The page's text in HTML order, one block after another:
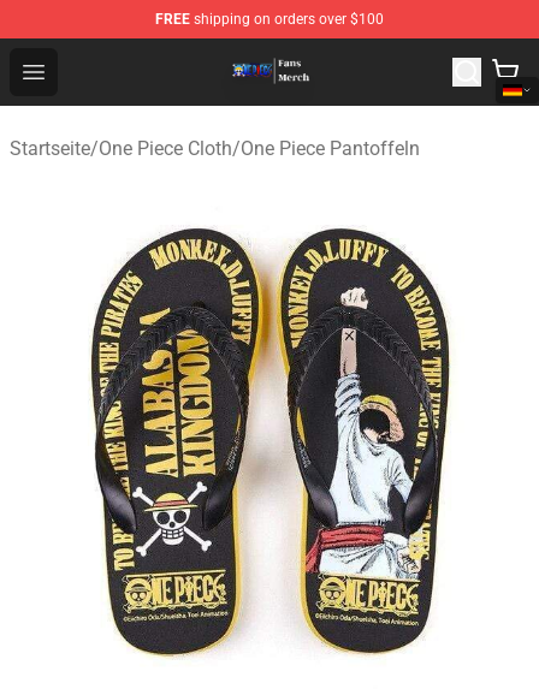
FREE shipping on orders over $100
Open menu
One Piece Store - Official One Piece Merchandise Shop
Startseite/One Piece Cloth/One Piece Pantoffeln